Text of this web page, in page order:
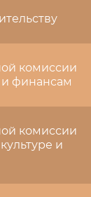
комиссии
финансам
комиссии
и